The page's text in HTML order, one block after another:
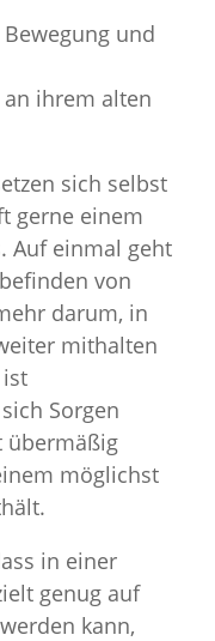
und
an ihrem alten
sich selbst
gerne einem
Auf einmal geht
von
darum, in
mithalten
Sorgen
übermäßig
möglichst
in einer
genug auf
kann,